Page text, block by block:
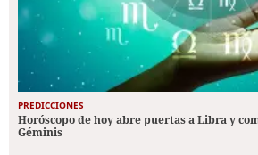
PREDICCIONES
Horóscopo de hoy abre puertas a Libra y
Géminis